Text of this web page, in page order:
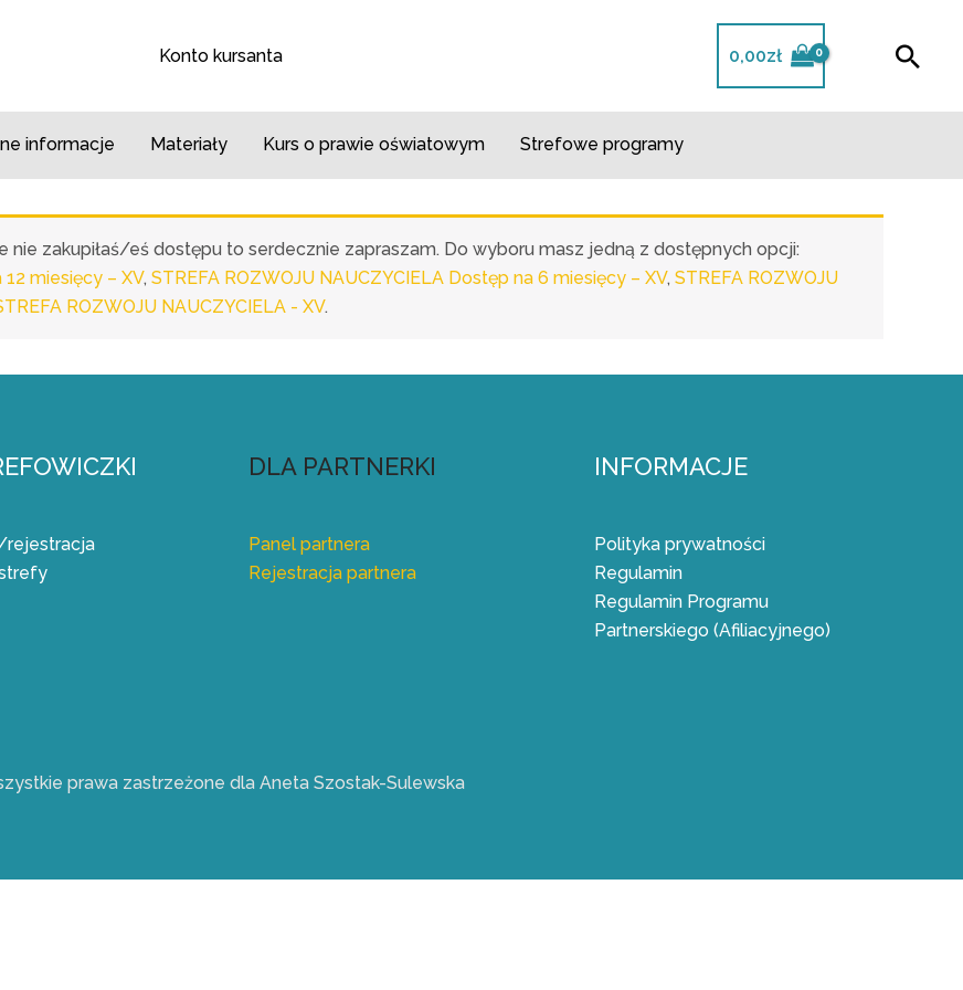
Konto kursanta 0,00zł
informacje Materiały Kurs o prawie oświatowym​ Strefowe programy
nie zakupiłaś/eś dostępu to serdecznie zapraszam. Do wyboru masz jedną z dostępnych opcji:
miesięcy – XV, STREFA ROZWOJU NAUCZYCIELA Dostęp na 6 miesięcy – XV, STREFA ROZWOJU
ROZWOJU NAUCZYCIELA - XV.
DLA PARTNERKI
Panel partnera
Rejestracja partnera
INFORMACJE
Polityka prywatności
Regulamin
Regulamin Programu
Partnerskiego (Afiliacyjnego)
prawa zastrzeżone dla Aneta Szostak-Sulewska